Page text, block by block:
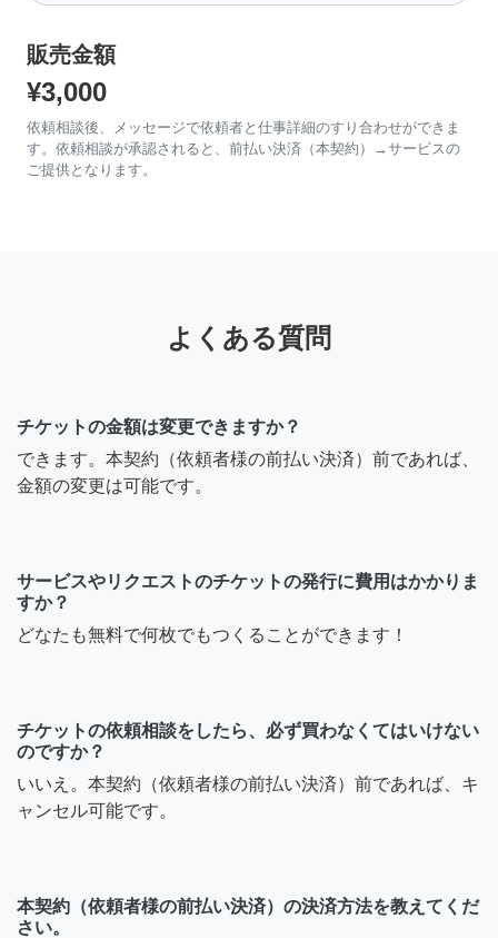
販売金額
¥3,000
依頼相談後、メッセージで依頼者と仕事詳細のすり合わせができま
す。依頼相談が承認されると、前払い決済（本契約）→サービスの
ご提供となります。
よくある質問
チケットの金額は変更できますか？
できます。本契約（依頼者様の前払い決済）前であれば、
金額の変更は可能です。
サービスやリクエストのチケットの発行に費用はかかりま
すか？
どなたも無料で何枚でもつくることができます！
チケットの依頼相談をしたら、必ず買わなくてはいけない
のですか？
いいえ。本契約（依頼者様の前払い決済）前であれば、キ
ャンセル可能です。
本契約（依頼者様の前払い決済）の決済方法を教えてくだ
さい。